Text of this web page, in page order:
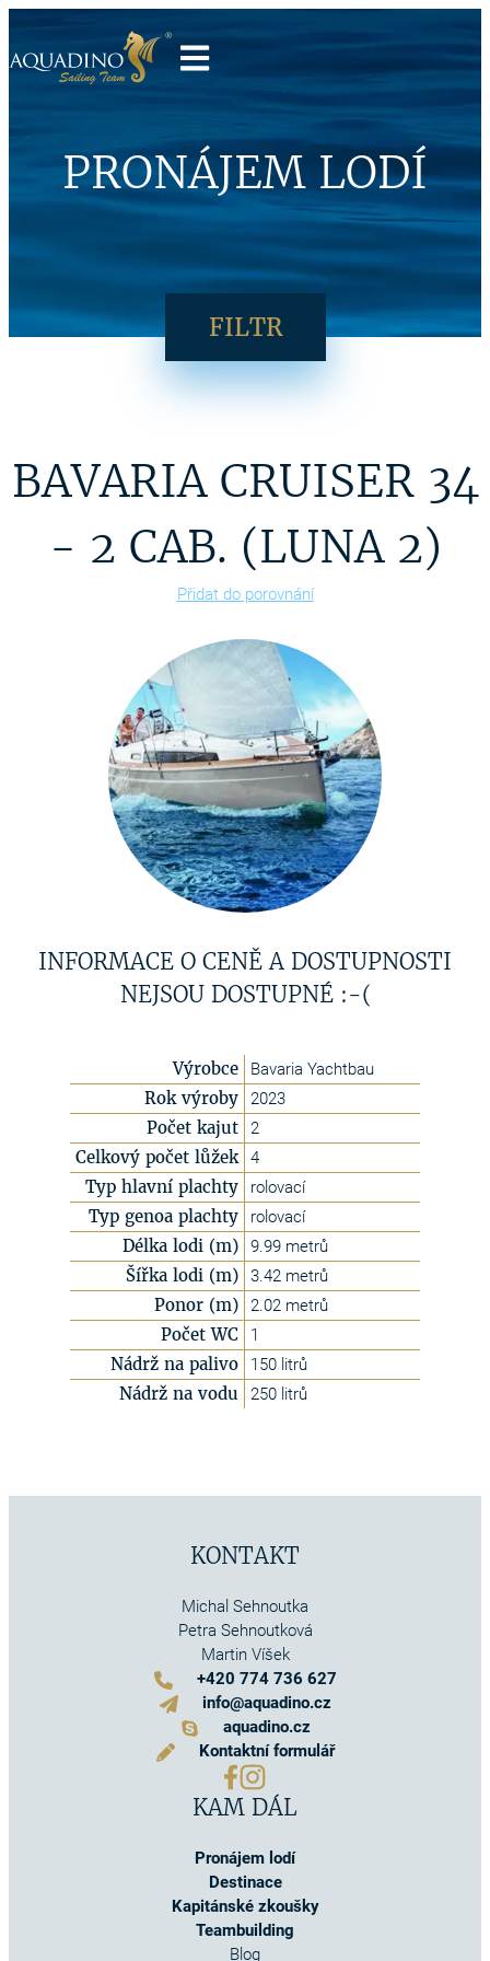
PRONÁJEM LODÍ
FILTR
BAVARIA CRUISER 34
- 2 CAB. (LUNA 2)
Přidat do porovnání
INFORMACE O CENĚ A DOSTUPNOSTI
NEJSOU DOSTUPNÉ :-(
Výrobce Bavaria Yachtbau
Rok výroby 2023
Počet kajut 2
Celkový počet lůžek 4
Typ hlavní plachty rolovací
Typ genoa plachty rolovací
Délka lodi (m) 9.99 metrů
Šířka lodi (m) 3.42 metrů
Ponor (m) 2.02 metrů
Počet WC 1
Nádrž na palivo 150 litrů
Nádrž na vodu 250 litrů
KONTAKT
Michal Sehnoutka
Petra Sehnoutková
Martin Víšek
+420 774 736 627
info@aquadino.cz
aquadino.cz
Kontaktní formulář
KAM DÁL
Pronájem lodí
Destinace
Kapitánské zkoušky
Teambuilding
Blog